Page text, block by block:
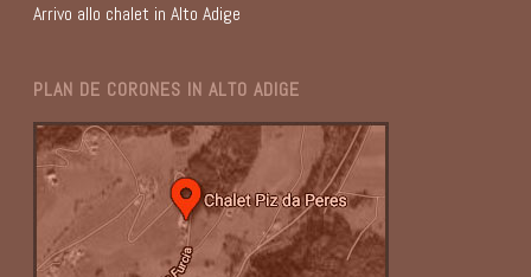
Arrivo allo chalet in Alto Adige
PLAN DE CORONES IN ALTO ADIGE